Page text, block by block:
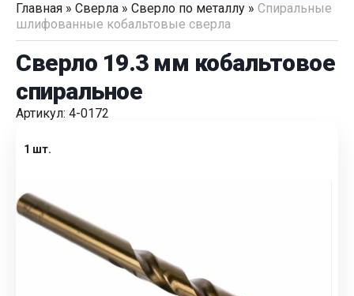
Главная » Сверла » Сверло по металлу » Спиральные
шлифованные кобальтовые сверла
Сверло 19.3 мм кобальтовое
спиральное
Артикул: 4-0172
1 шт.